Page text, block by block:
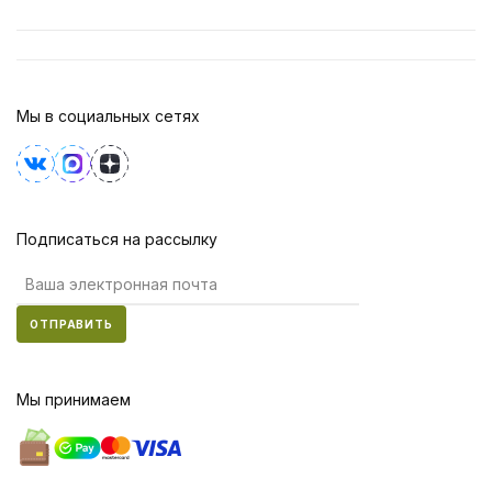
Мы в социальных сетях
Подписаться на рассылку
ОТПРАВИТЬ
Мы принимаем